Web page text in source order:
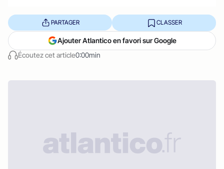
Écoutez cet article0:00min
PARTAGER CLASSER
Ajouter Atlantico en favori sur Google